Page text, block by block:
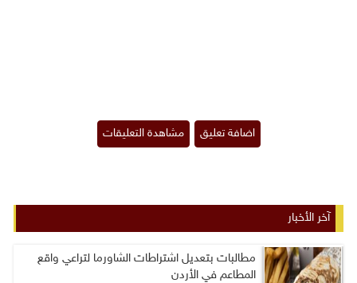
آخر الأخبار
مطالبات بتعديل اشتراطات الشاورما لتراعي واقع
المطاعم في الأردن